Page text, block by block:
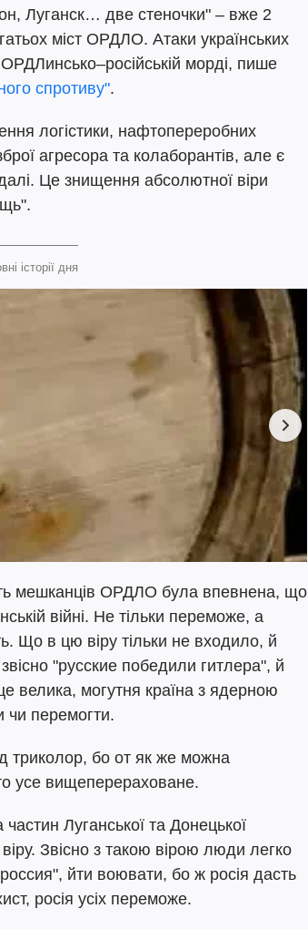
Луганск… две стеночки" – вже 2
міст ОРДЛО. Атаки українських
морді, пише
спротиву".
логістики, нафтопереробних
агресора та колаборантів, але є
Це знищення абсолютної віри
історії дня
мешканців ОРДЛО була впевнена, що
війні. Не тільки переможе, а
Що в цю віру тільки не входило, й
"русские победили гитлера", й
велика, могутня країна з ядерною
перемогти.
триколор, бо от як же можна
усе вищеперераховане.
Луганської та Донецької
Звісно з такою вірою люди легко
йти воювати, бо ж росія дасть
росія усіх переможе.